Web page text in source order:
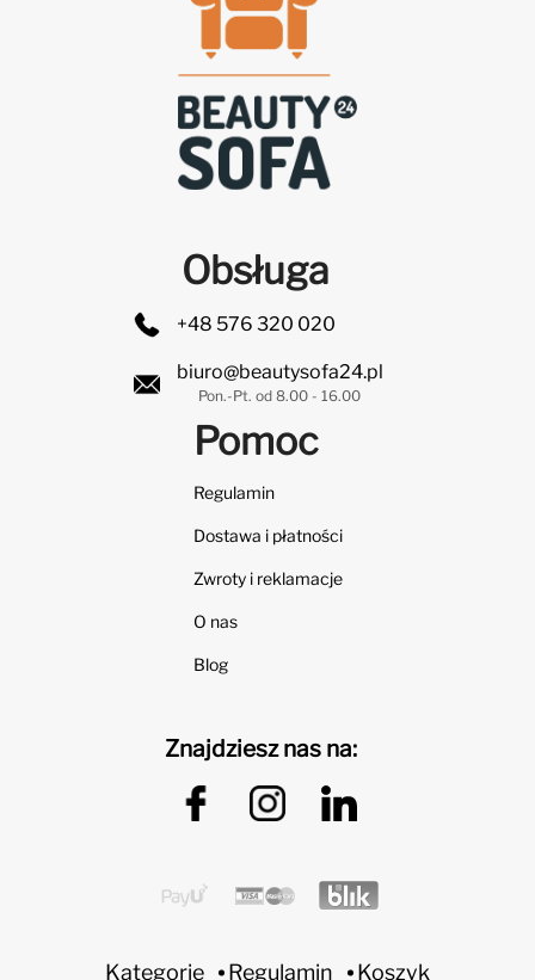
Obsługa
+48 576 320 020
biuro@beautysofa24.pl
Pon.-Pt. od 8.00 - 16.00
Pomoc
Regulamin
Dostawa i płatności
Zwroty i reklamacje
O nas
Blog
Znajdziesz nas na:
Kategorie Regulamin Koszyk